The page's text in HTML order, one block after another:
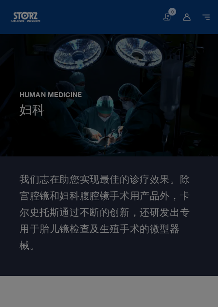
购
车
0
HUMAN MEDICINE
妇科
我们志在助您实现最佳的诊疗效果。除
宫腔镜和妇科腹腔镜手术用产品外，卡
尔史托斯通过不断的创新，还研发出专
用于胎儿镜检查及生殖手术的微型器
械。